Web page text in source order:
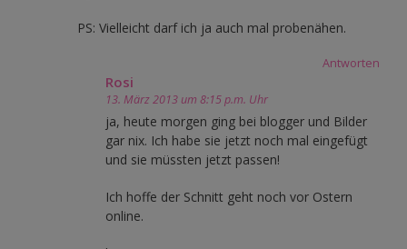
PS: Vielleicht darf ich ja auch mal probenähen.
Antworten
Rosi
13. März 2013 um 8:15 p.m. Uhr
ja, heute morgen ging bei blogger und Bilder
gar nix. Ich habe sie jetzt noch mal eingefügt
und sie müssten jetzt passen!
Ich hoffe der Schnitt geht noch vor Ostern
online.